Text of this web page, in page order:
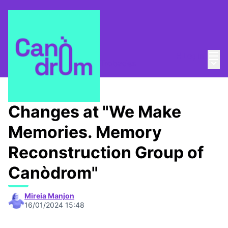
Taula de Memòries / 📆 Trobades
Changes at "We Make
Memories. Memory
Reconstruction Group of
Canòdrom"
Mireia Manjon
16/01/2024 15:48